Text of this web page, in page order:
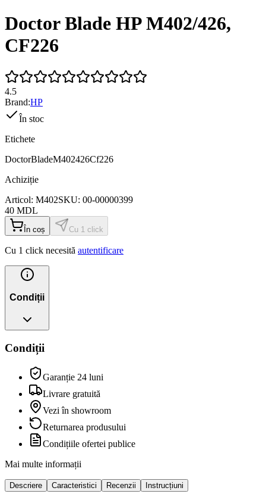
Doctor Blade HP M402/426,
CF226
4.5
Brand:HP
În stoc
Etichete
DoctorBladeM402426Cf226
Achiziție
Articol: M402SKU: 00-00000399
40 MDL
În coș Cu 1 click
Cu 1 click necesită autentificare
Condiții
Condiții
Garanție 24 luni
Livrare gratuită
Vezi în showroom
Returnarea produsului
Condițiile ofertei publice
Mai multe informații
Descriere Caracteristici Recenzii Instrucțiuni